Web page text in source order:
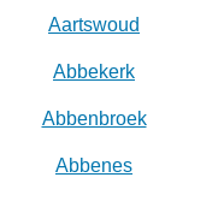
Aartswoud
Abbekerk
Abbenbroek
Abbenes